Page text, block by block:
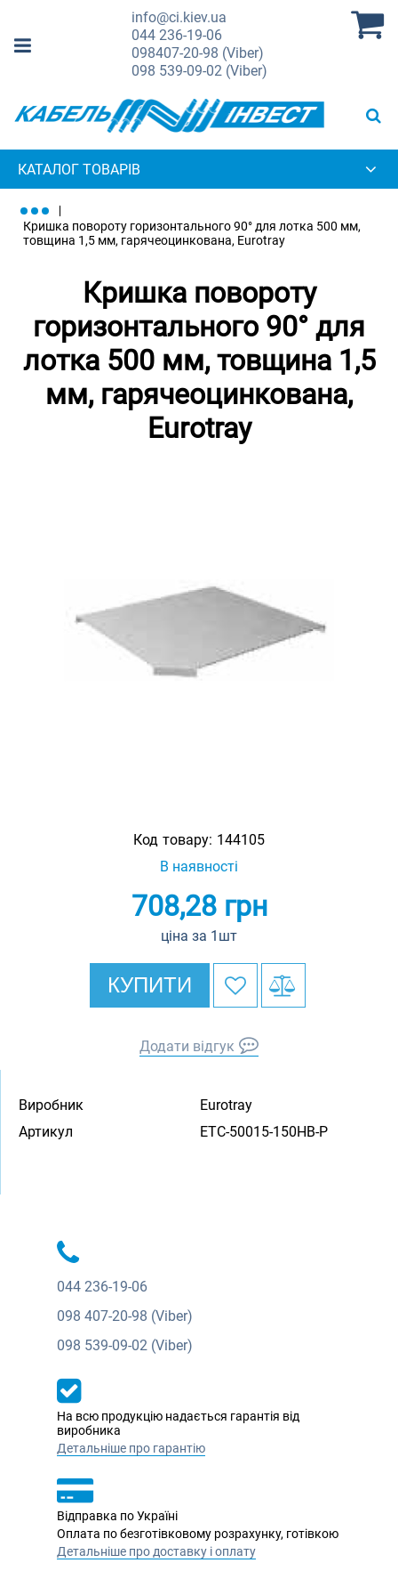
info@ci.kiev.ua
044236-19-06
098407-20-98 (Viber)
098 539-09-02 (Viber)
КАТАЛОГ ТОВАРІВ
Кришка повороту горизонтального 90° для лотка 500 мм,
товщина 1,5 мм, гарячеоцинкована, Eurotray
Кришка повороту
горизонтального 90° для
лотка 500 мм, товщина 1,5
мм, гарячеоцинкована,
Eurotray
Код товару: 144105
В наявності
708,28грн
ціна за 1шт
КУПИТИ
Додати відгук
Виробник
Eurotray
Артикул
ETC-50015-150HB-P
044 236-19-06
098 407-20-98 (Viber)
098 539-09-02 (Viber)
На всю продукцію надається гарантія від
виробника
Детальніше про гарантію
Відправка по Україні
Оплата по безготівковому розрахунку, готівкою
Детальніше про доставку і оплату